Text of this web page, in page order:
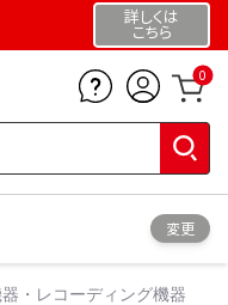
詳しくは
こちら
0
変更
・レコーディング機器